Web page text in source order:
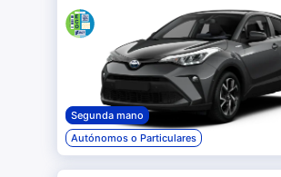
Segunda mano
Autónomos o Particulares